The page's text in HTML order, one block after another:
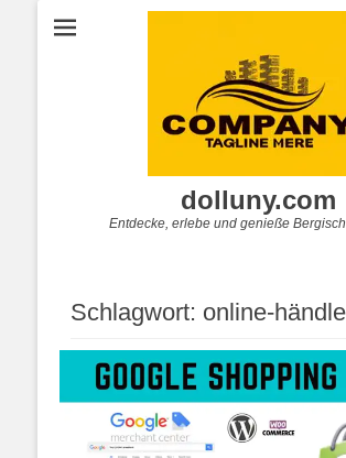
dolluny.com
Entdecke, erlebe und genieße
Schlagwort: online-